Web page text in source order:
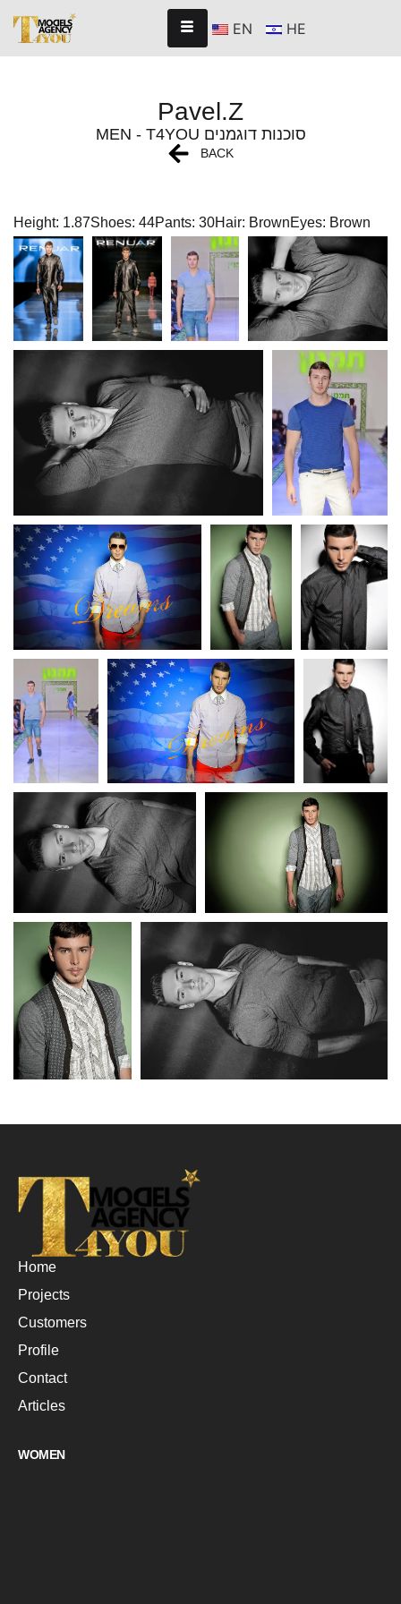
EN HE
Pavel.Z
MEN - T4YOU סוכנות דוגמנים
BACK
Height: 1.87Shoes: 44Pants: 30Hair: BrownEyes: Brown
Home
Projects
Customers
Profile
Contact
Articles
WOMEN